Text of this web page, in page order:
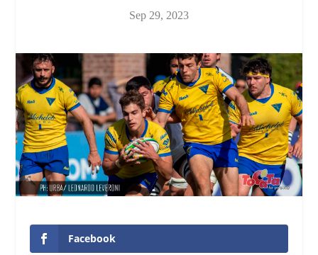
Sep 29, 2023
Facebook